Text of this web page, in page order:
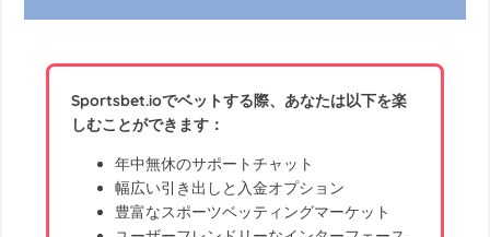
Sportsbet.ioでベットする際、あなたは以下を楽
しむことができます：
年中無休のサポートチャット
幅広い引き出しと入金オプション
豊富なスポーツベッティングマーケット